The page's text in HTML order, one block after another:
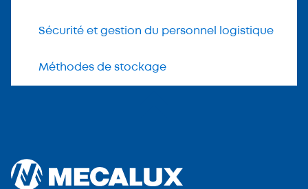
Sécurité et gestion du personnel logistique
Méthodes de stockage